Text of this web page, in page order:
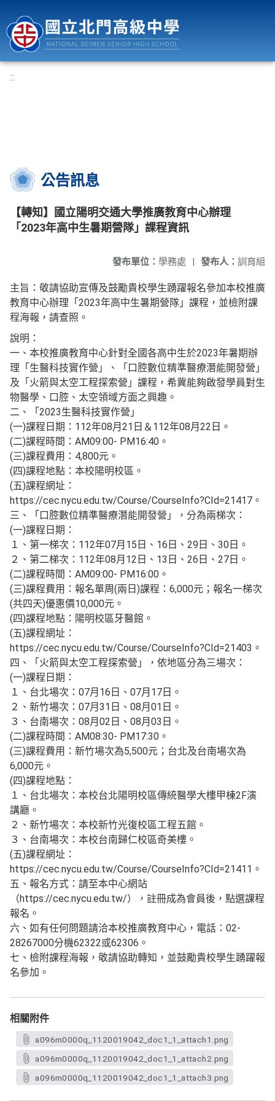
:::
公告訊息
【轉知】國立陽明交通大學推廣教育中心辦理
「2023年高中生暑期營隊」課程資訊
發布人： 訓育組
發布單位： 學務處 |
主旨：敬請協助宣傳及鼓勵貴校學生踴躍報名參加本校推廣
教育中心辦理「2023年高中生暑期營隊」課程，並檢附課
程海報，請查照。
說明：
一、本校推廣教育中心針對全國各高中生於2023年暑期辦
理「生醫科技實作營」、「口腔數位精準醫療潛能開發營」
及「火箭與太空工程探索營」課程，希冀能夠啟發學員對生
物醫學、口腔、太空領域方面之興趣。
二、「2023生醫科技實作營」
(一)課程日期：112年08月21日＆112年08月22日。
(二)課程時間：AM09:00- PM16:40。
(三)課程費用：4,800元。
(四)課程地點：本校陽明校區。
(五)課程網址：
https://cec.nycu.edu.tw/Course/CourseInfo?CId=21417。
三、「口腔數位精準醫療潛能開發營」，分為兩梯次：
(一)課程日期：
１、第一梯次：112年07月15日、16日、29日、30日。
２、第二梯次：112年08月12日、13日、26日、27日。
(二)課程時間：AM09:00- PM16:00。
(三)課程費用：報名單周(兩日)課程：6,000元；報名一梯次
(共四天)優惠價10,000元。
(四)課程地點：陽明校區牙醫館。
(五)課程網址：
https://cec.nycu.edu.tw/Course/CourseInfo?CId=21403。
四、「火箭與太空工程探索營」，依地區分為三場次：
(一)課程日期：
１、台北場次：07月16日、07月17日。
２、新竹場次：07月31日、08月01日。
３、台南場次：08月02日、08月03日。
(二)課程時間：AM08:30- PM17:30。
(三)課程費用：新竹場次為5,500元；台北及台南場次為
6,000元。
(四)課程地點：
１、台北場次：本校台北陽明校區傳統醫學大樓甲棟2F演
講廳。
２、新竹場次：本校新竹光復校區工程五館。
３、台南場次：本校台南歸仁校區奇美樓。
(五)課程網址：
https://cec.nycu.edu.tw/Course/CourseInfo?CId=21411。
五、報名方式：請至本中心網站
（https://cec.nycu.edu.tw/），註冊成為會員後，點選課程
報名。
六、如有任何問題請洽本校推廣教育中心，電話：02-
28267000分機62322或62306。
七、檢附課程海報，敬請協助轉知，並鼓勵貴校學生踴躍報
名參加。
相關附件
a096m0000q_1120019042_doc1_1_attach1.png
a096m0000q_1120019042_doc1_1_attach2.png
a096m0000q_1120019042_doc1_1_attach3.png